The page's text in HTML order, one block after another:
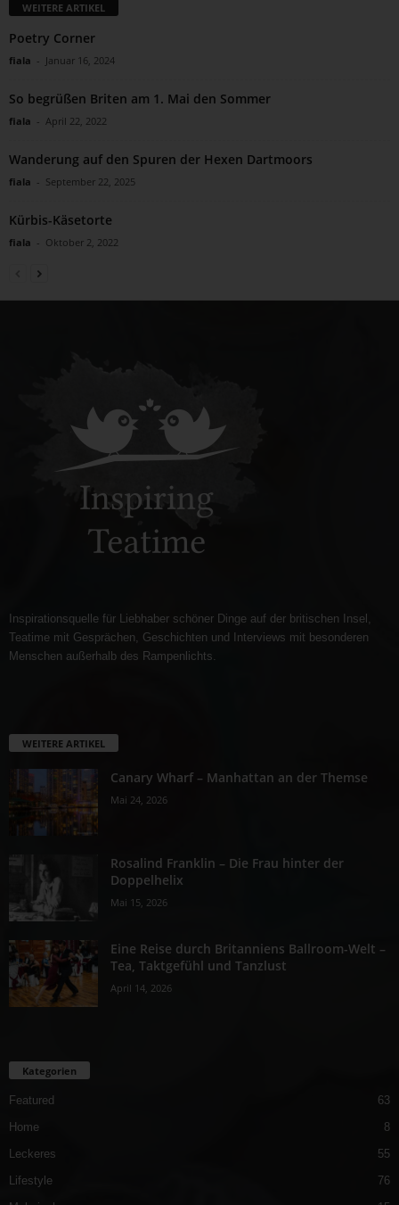
WEITERE ARTIKEL
Poetry Corner
fiala - Januar 16, 2024
So begrüßen Briten am 1. Mai den Sommer
fiala - April 22, 2022
Wanderung auf den Spuren der Hexen Dartmoors
fiala - September 22, 2025
Kürbis-Käsetorte
fiala - Oktober 2, 2022
Inspirationsquelle für Liebhaber schöner Dinge auf der britischen Insel,
Teatime mit Gesprächen, Geschichten und Interviews mit besonderen
Menschen außerhalb des Rampenlichts.
WEITERE ARTIKEL
Canary Wharf – Manhattan an der Themse
Mai 24, 2026
Rosalind Franklin – Die Frau hinter der
Doppelhelix
Mai 15, 2026
Eine Reise durch Britanniens Ballroom-Welt –
Tea, Taktgefühl und Tanzlust
April 14, 2026
Kategorien
Featured
63
Home
8
Leckeres
55
Lifestyle
76